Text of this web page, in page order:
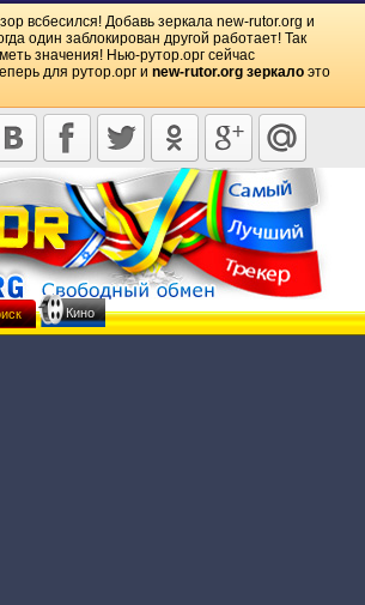
всбесился! Добавь зеркала new-rutor.org и
один заблокирован другой работает! Так
значения! Нью-рутор.орг сейчас
для рутор.орг и new-rutor.org зеркало это